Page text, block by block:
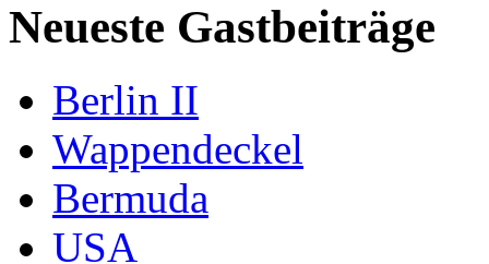
Neueste Gastbeiträge
Berlin II
Wappendeckel
Bermuda
USA